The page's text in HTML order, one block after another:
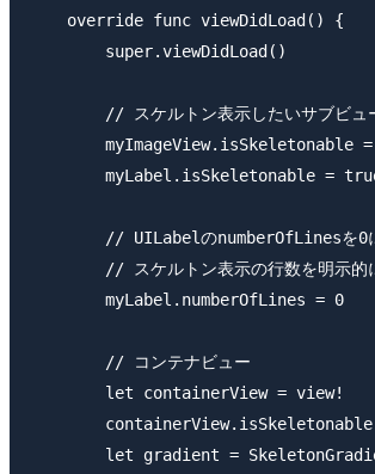
    override func viewDidLoad() {
        super.viewDidLoad()
// スケルトン表示したいサブビ
myImageView.isSkeletonable
myLabel.isSkeletonable =
// UILabelのnumberOfLinesを0に
// スケルトン表示の行数を明示的
        myLabel.numberOfLines = 0
        // コンテナビュー
        let containerView = view!
let gradient =